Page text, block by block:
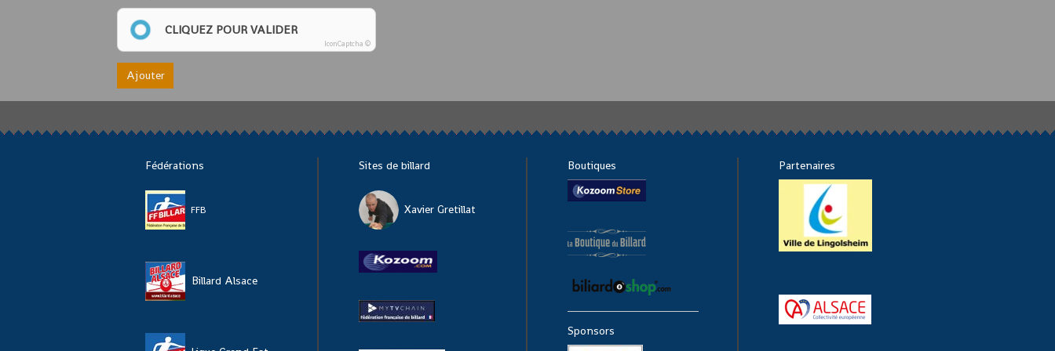
CLIQUEZ POUR VALIDER
IconCaptcha ©
Ajouter
Fédérations
FFB
Billard Alsace
Sites de billard
Xavier Gretillat
Boutiques
Sponsors
Partenaires